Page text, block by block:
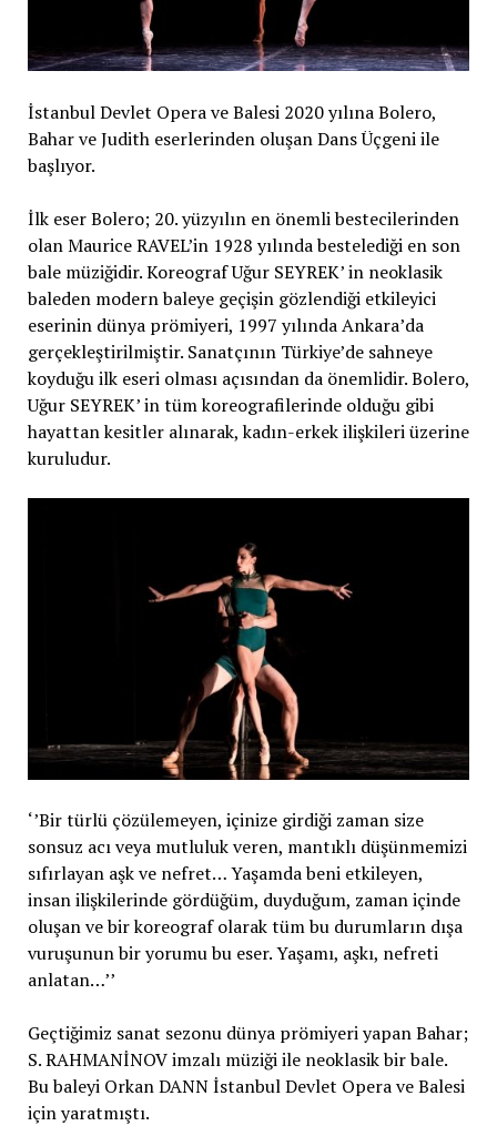
İstanbul Devlet Opera ve Balesi 2020 yılına Bolero,
Bahar ve Judith eserlerinden oluşan Dans Üçgeni ile
başlıyor.
İlk eser Bolero; 20. yüzyılın en önemli bestecilerinden
olan Maurice RAVEL’in 1928 yılında bestelediği en son
bale müziğidir. Koreograf Uğur SEYREK’ in neoklasik
baleden modern baleye geçişin gözlendiği etkileyici
eserinin dünya prömiyeri, 1997 yılında Ankara’da
gerçekleştirilmiştir. Sanatçının Türkiye’de sahneye
koyduğu ilk eseri olması açısından da önemlidir. Bolero,
Uğur SEYREK’ in tüm koreografilerinde olduğu gibi
hayattan kesitler alınarak, kadın-erkek ilişkileri üzerine
kuruludur.
‘’Bir türlü çözülemeyen, içinize girdiği zaman size
sonsuz acı veya mutluluk veren, mantıklı düşünmemizi
sıfırlayan aşk ve nefret… Yaşamda beni etkileyen,
insan ilişkilerinde gördüğüm, duyduğum, zaman içinde
oluşan ve bir koreograf olarak tüm bu durumların dışa
vuruşunun bir yorumu bu eser. Yaşamı, aşkı, nefreti
anlatan…’’
Geçtiğimiz sanat sezonu dünya prömiyeri yapan Bahar;
S. RAHMANİNOV imzalı müziği ile neoklasik bir bale.
Bu baleyi Orkan DANN İstanbul Devlet Opera ve Balesi
için yaratmıştı.